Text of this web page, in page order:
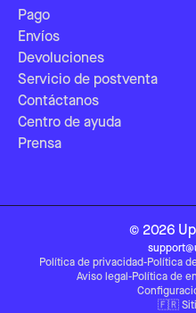
Pago
Envíos
Devoluciones
Servicio de postventa
Contáctanos
Centro de ayuda
Prensa
© 2026
Política de privacidad-Política
Aviso legal -Política de
🇫🇷